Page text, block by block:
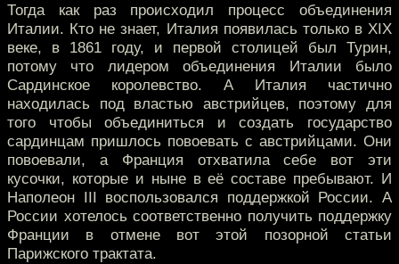
Тогда как раз происходил процесс объединения
Италии. Кто не знает, Италия появилась только в XIX
веке, в 1861 году, и первой столицей был Турин,
потому что лидером объединения Италии было
Сардинское королевство. А Италия частично
находилась под властью австрийцев, поэтому для
того чтобы объединиться и создать государство
сардинцам пришлось повоевать с австрийцами. Они
повоевали, а Франция отхватила себе вот эти
кусочки, которые и ныне в её составе пребывают. И
Наполеон III воспользовался поддержкой России. А
России хотелось соответственно получить поддержку
Франции в отмене вот этой позорной статьи
Парижского трактата.